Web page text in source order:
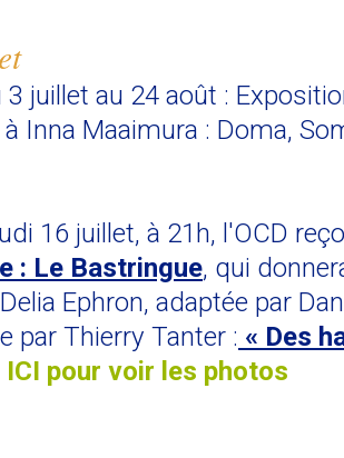
3 juillet au 24 août :
à Inna Maaimura : Doma,
16 juillet, à 21h, l'OCD
: Le Bastringue, qui
Ephron, adaptée par
par Thierry Tanter : « Des
ICI pour voir les photos